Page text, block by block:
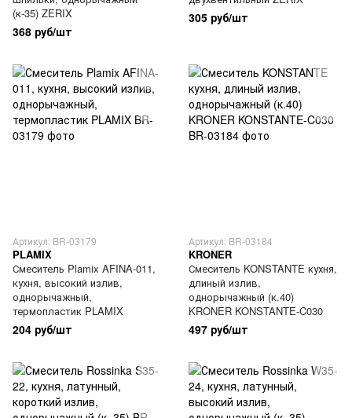
(к-35) ZERIX
368 руб/шт
305 руб/шт
Артикул: BR-03179
PLAMIX
Смеситель Plamix AFINA-011,
кухня, высокий излив,
однорычажный,
термопластик PLAMIX
204 руб/шт
Артикул: BR-03184
KRONER
Смеситель KONSTANTE кухня,
длиный излив,
однорычажный (к.40)
KRONER KONSTANTE-C030
497 руб/шт